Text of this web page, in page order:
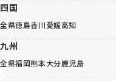
四国
全県徳島香川愛媛高知
九州
全県福岡熊本大分鹿児島